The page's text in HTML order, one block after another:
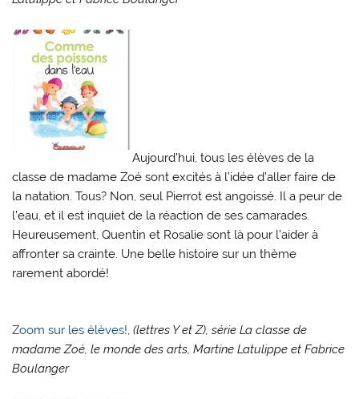
Aujourd’hui, tous les élèves de la
classe de madame Zoé sont excités à l’idée d’aller faire de
la natation. Tous? Non, seul Pierrot est angoissé. Il a peur de
l’eau, et il est inquiet de la réaction de ses camarades.
Heureusement, Quentin et Rosalie sont là pour l’aider à
affronter sa crainte. Une belle histoire sur un thème
rarement abordé!
Zoom sur les élèves!, (lettres Y et Z), série La classe de
madame Zoé, le monde des arts, Martine Latulippe et Fabrice
Boulanger